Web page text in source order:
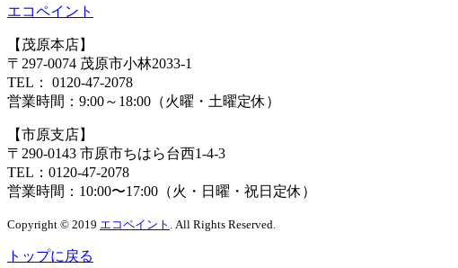
エコペイント
【茂原本店】
〒297-0074 茂原市小林2033-1
TEL：
0120-47-2078
営業時間： 9:00～18:00（火曜・土曜定休）
【市原支店】
〒290-0143 市原市ちはら台西1-4-3
TEL： 0120-47-2078
営業時間： 10:00〜17:00（火・日曜・祝日定休）
Copyright © 2019 エコペイント . All Rights Reserved.
トップに戻る